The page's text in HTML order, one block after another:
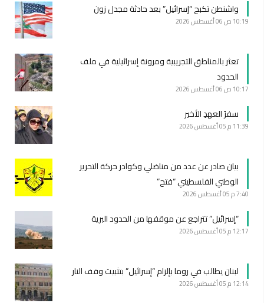
واشنطن تكبح “إسرائيل” بعد حادثة مجدل زون
10:19 ص 06 أغسطس 2026
تعثر بالمناطق التجريبية ومرونة إسرائيلية في ملف
الحدود
10:17 ص 06 أغسطس 2026
سفرُ العهدِ الأخير
11:39 م 05 أغسطس 2026
بيان صادر عن عدد من مناضلي وكوادر حركة التحرير
الوطني الفلسطيني “فتح”
7:40 م 05 أغسطس 2026
“إسرائيل” تتراجع عن موقفها من الحدود البرية
12:17 م 05 أغسطس 2026
لبنان يطالب في روما بإلزام “إسرائيل” بتثبيت وقف النار
12:14 م 05 أغسطس 2026